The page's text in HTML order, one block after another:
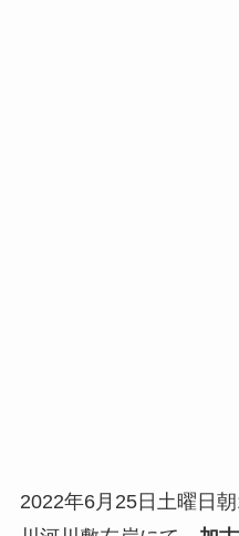
2022年6月25日土曜日